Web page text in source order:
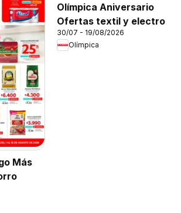
Más
Olímpica Aniversario
Ofertas textil y electro
30/07 - 19/08/2026
Olímpica